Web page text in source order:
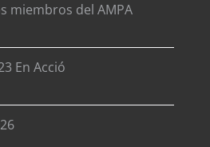
miembros del AMPA
En Acció